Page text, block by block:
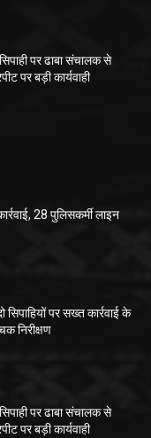
पर ढाबा संचालक से
पर बड़ी कार्यवाही
28 पुलिसकर्मी लाइन
पर सख्त कार्रवाई के
निरीक्षण
पर ढाबा संचालक से
पर बड़ी कार्यवाही